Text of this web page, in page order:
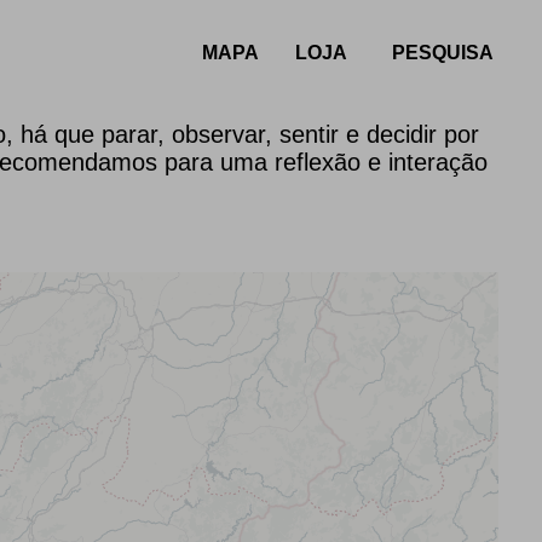
MAPA LOJA
há que parar, observar, sentir e decidir por
para uma reflexão e interação